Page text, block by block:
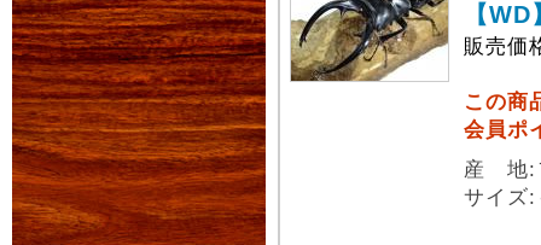
【
販売価
この商
会員ポ
産 地:
サイ